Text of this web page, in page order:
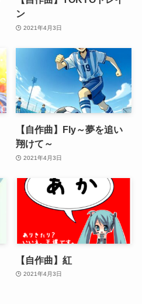
ン
2021年4月3日
【自作曲】Fly～夢を追い
翔けて～
2021年4月3日
【自作曲】紅
2021年4月3日